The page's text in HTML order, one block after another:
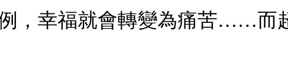
，幸福就會轉變為痛苦……而